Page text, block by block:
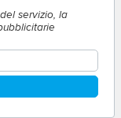
servizio, la